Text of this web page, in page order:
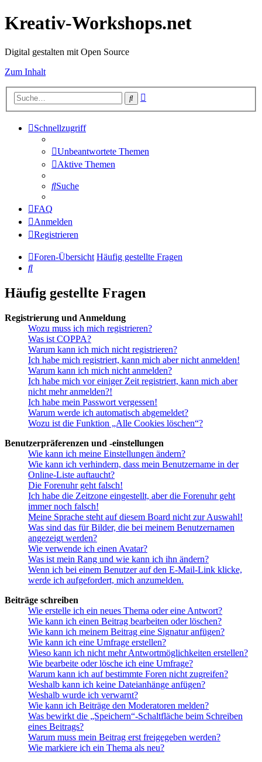
Kreativ-Workshops.net
Digital gestalten mit Open Source
Zum Inhalt
Suche
Schnellzugriff
Unbeantwortete Themen
Aktive Themen
Suche
FAQ
Anmelden
Registrieren
Foren-Übersicht Häufig gestellte Fragen
Suche
Häufig gestellte Fragen
Registrierung und Anmeldung
Wozu muss ich mich registrieren?
Was ist COPPA?
Warum kann ich mich nicht registrieren?
Ich habe mich registriert, kann mich aber nicht anmelden!
Warum kann ich mich nicht anmelden?
Ich habe mich vor einiger Zeit registriert, kann mich aber
nicht mehr anmelden?!
Ich habe mein Passwort vergessen!
Warum werde ich automatisch abgemeldet?
Wozu ist die Funktion „Alle Cookies löschen“?
Benutzerpräferenzen und -einstellungen
Wie kann ich meine Einstellungen ändern?
Wie kann ich verhindern, dass mein Benutzername in der
Online-Liste auftaucht?
Die Forenuhr geht falsch!
Ich habe die Zeitzone eingestellt, aber die Forenuhr geht
immer noch falsch!
Meine Sprache steht auf diesem Board nicht zur Auswahl!
Was sind das für Bilder, die bei meinem Benutzernamen
angezeigt werden?
Wie verwende ich einen Avatar?
Was ist mein Rang und wie kann ich ihn ändern?
Wenn ich bei einem Benutzer auf den E-Mail-Link klicke,
werde ich aufgefordert, mich anzumelden.
Beiträge schreiben
Wie erstelle ich ein neues Thema oder eine Antwort?
Wie kann ich einen Beitrag bearbeiten oder löschen?
Wie kann ich meinem Beitrag eine Signatur anfügen?
Wie kann ich eine Umfrage erstellen?
Wieso kann ich nicht mehr Antwortmöglichkeiten erstellen?
Wie bearbeite oder lösche ich eine Umfrage?
Warum kann ich auf bestimmte Foren nicht zugreifen?
Weshalb kann ich keine Dateianhänge anfügen?
Weshalb wurde ich verwarnt?
Wie kann ich Beiträge den Moderatoren melden?
Was bewirkt die „Speichern“-Schaltfläche beim Schreiben
eines Beitrags?
Warum muss mein Beitrag erst freigegeben werden?
Wie markiere ich ein Thema als neu?